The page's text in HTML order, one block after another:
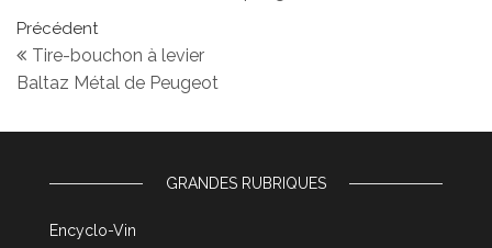
Navigation de l’article
Article précédent
Précédent
Tire-bouchon à levier
Baltaz Métal de Peugeot
GRANDES RUBRIQUES
Encyclo-Vin